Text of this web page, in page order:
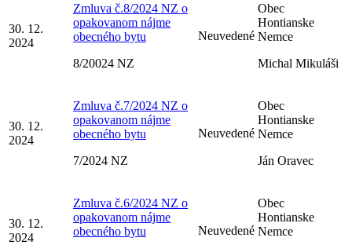
30. 12.
2024
Zmluva č.8/2024 NZ o
opakovanom nájme
obecného bytu
8/20024 NZ
Neuvedené
Obec
Hontianske
Nemce
Michal Mikuláši
30. 12.
2024
Zmluva č.7/2024 NZ o
opakovanom nájme
obecného bytu
7/2024 NZ
Neuvedené
Obec
Hontianske
Nemce
Ján Oravec
30. 12.
2024
Zmluva č.6/2024 NZ o
opakovanom nájme
obecného bytu
Neuvedené
Obec
Hontianske
Nemce